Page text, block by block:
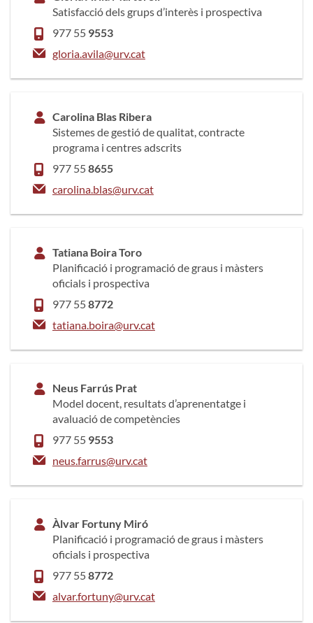
Satisfacció dels grups d’interès i prospectiva
977 55 9553
gloria.avila@urv.cat
Carolina Blas Ribera
Sistemes de gestió de qualitat, contracte
programa i centres adscrits
977 558655
carolina.blas@urv.cat
Tatiana Boira Toro
Planificació i programació de graus i màsters
oficials i prospectiva
977 558772
tatiana.boira@urv.cat
Neus Farrús Prat
Model docent, resultats d’aprenentatge i
avaluació de competències
977 55 9553
neus.farrus@urv.cat
Àlvar Fortuny Miró
Planificació i programació de graus i màsters
oficials i prospectiva
977 558772
alvar.fortuny@urv.cat